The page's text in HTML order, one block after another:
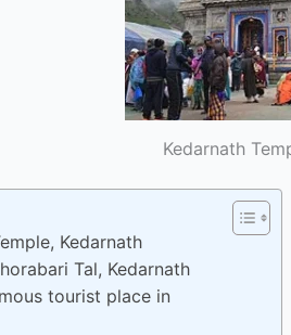
Kedarnath
Kedarnath
Chorabari Tal, Kedarnath
tourist place in